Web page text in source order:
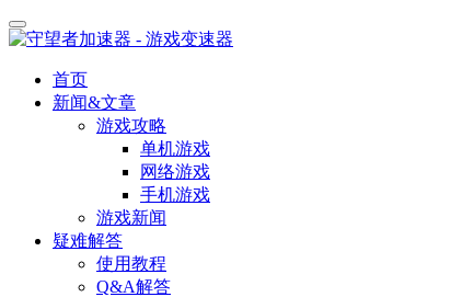
首页
新闻&文章
游戏攻略
单机游戏
网络游戏
手机游戏
游戏新闻
疑难解答
使用教程
Q&A解答